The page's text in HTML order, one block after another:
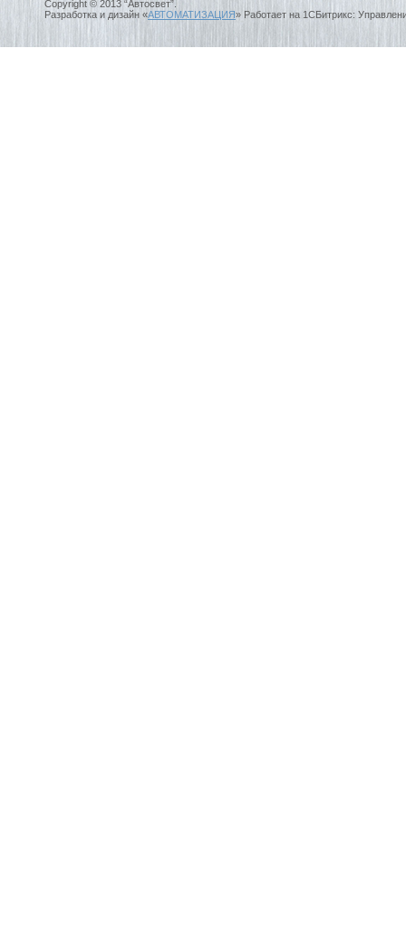
Copyright © 2013 “Автосвет”.
Разработка и дизайн «АВТОМАТИЗАЦИЯ» Работает на 1СБитрикс: